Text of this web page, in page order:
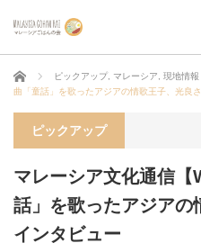
ホーム ピックアップ, マレーシア 現地情報
曲「童話」を歌ったアジアの情歌王子、光良
ピックアップ
マレーシア文化通信
話」を歌ったアジアの
インタビュー